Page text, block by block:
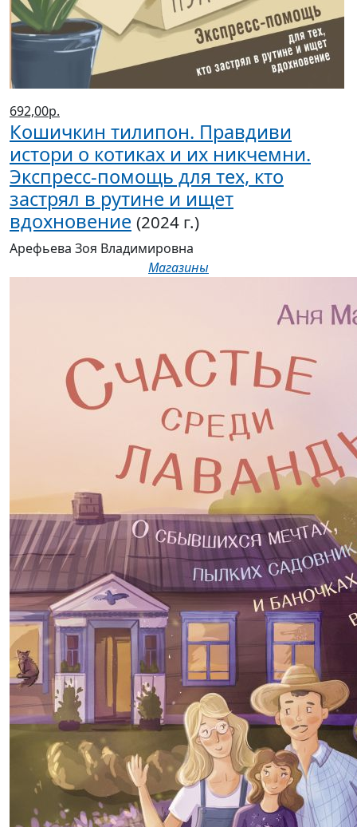
692,00р.
Кошичкин тилипон. Правдиви
истори о котиках и их никчемни.
Экспресс-помощь для тех, кто
застрял в рутине и ищет
вдохновение (2024 г.)
Арефьева Зоя Владимировна
Магазины